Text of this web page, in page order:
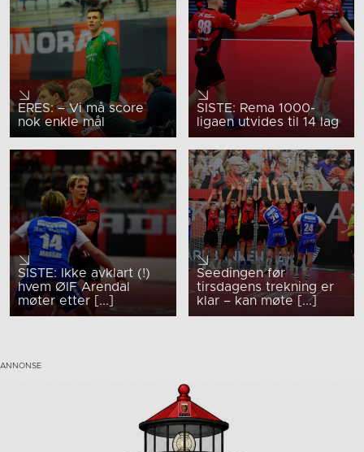
ERES: – Vi må score
nok enkle mål
SISTE: Rema 1000-
ligaen utvides til 14 lag
SISTE: Ikke avklart (!)
hvem ØIF Arendal
møter etter [...]
Seedingen før
tirsdagens trekning er
klar – kan møte [...]